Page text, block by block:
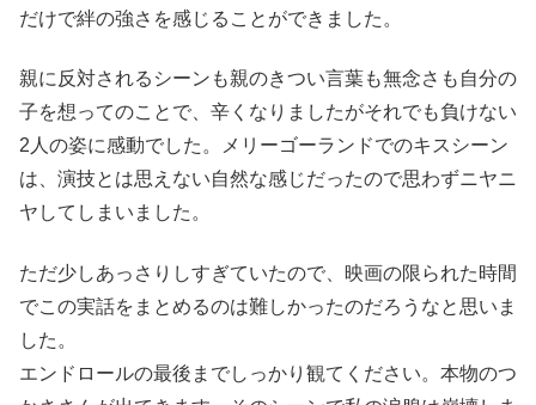
だけで絆の強さを感じることができました。
親に反対されるシーンも親のきつい言葉も無念さも自分の
子を想ってのことで、辛くなりましたがそれでも負けない
2人の姿に感動でした。メリーゴーランドでのキスシーン
は、演技とは思えない自然な感じだったので思わずニヤニ
ヤしてしまいました。
ただ少しあっさりしすぎていたので、映画の限られた時間
でこの実話をまとめるのは難しかったのだろうなと思いま
した。
エンドロールの最後までしっかり観てください。本物のつ